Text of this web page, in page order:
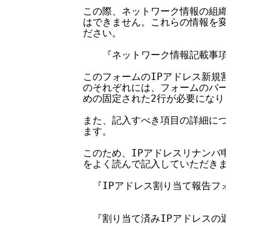
この際、ネットワーク情報の組織名、住所
はできません。これらの情報を変更する場
        ださい。
　　『ネットワーク情報記載事項変更申請
このフォームのIPアドレス新規割り当て
のそれぞれには、フォームのバージョンと
        めの固定された2行が必要になります。
また、記入すべき項目の詳細についても、
        ます。
このため、IPアドレスリナンバ申請を行う
をよく読んで記入していただきますようお
　『IPアドレス割り当て報告フォーム(業
　『割り当て済みIPアドレスの返却申請フ